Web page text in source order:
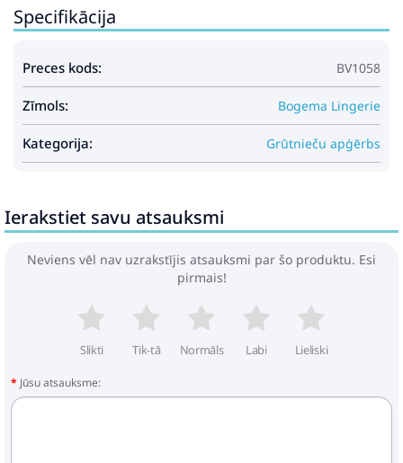
Specifikācija
Preces kods: BV1058
Zīmols: Bogema Lingerie
Kategorija: Grūtnieču apģērbs
Ierakstiet savu atsauksmi
Neviens vēl nav uzrakstījis atsauksmi par šo produktu. Esi
pirmais!
Slikti Tik-tā Normāls Labi Lieliski
Jūsu atsauksme: